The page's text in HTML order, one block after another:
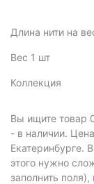
Длина нити на
Вес 1 шт
Коллекция
Вы ищите товар
- в наличии.
Екатеринбурге.
этого нужно
заполнить